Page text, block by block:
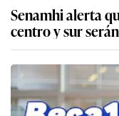
Senamhi alerta
centro y sur